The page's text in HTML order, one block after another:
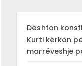
Dështon
Kurti kërkon
marrëveshje